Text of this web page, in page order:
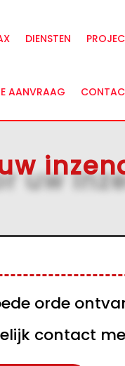
DIENSTEN
AANVRAAG
orde
contact